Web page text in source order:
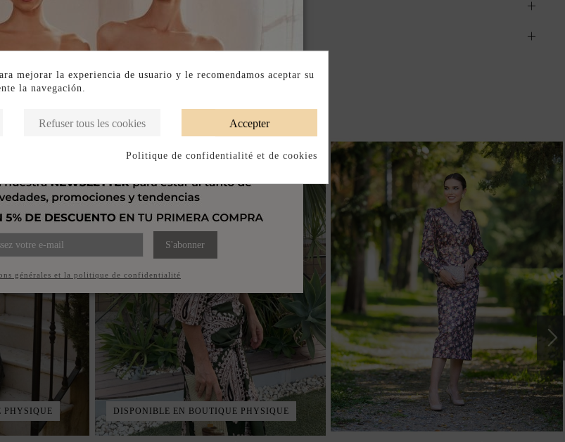
DESCRIPTION SHORT
de la même catégorie
PHYSIQUE DISPONIBLE EN BOUTIQUE PHYSIQUE
S'abonner
générales et la politique de confidentialité
mejorar la experiencia de usuario y le recomendamos aceptar su
la navegación.
Accepter
Refuser tous les cookies
Politique de confidentialité et de cookies